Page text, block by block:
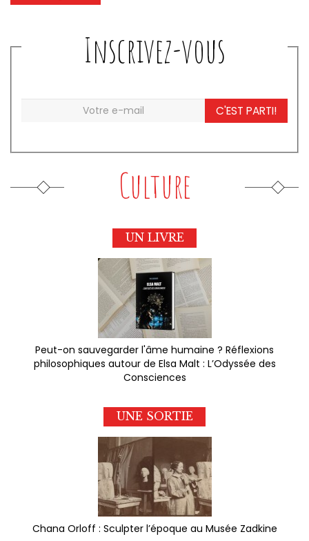
Inscrivez-vous
C'EST PARTI!
Culture
UN LIVRE
Peut-on sauvegarder l'âme humaine ? Réflexions
philosophiques autour de Elsa Malt : L’Odyssée des
Consciences
UNE SORTIE
Chana Orloff : Sculpter l’époque au Musée Zadkine